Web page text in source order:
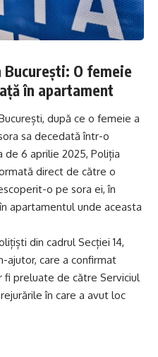
București: O femeie
în apartament
după ce o femeie a
sa decedată într-o
de 6 aprilie 2025, Poliția
direct de către o
o pe sora ei, în
apartamentul unde aceasta
din cadrul Secției 14,
ajutor, care a confirmat
fi preluate de către Serviciul
în care a avut loc